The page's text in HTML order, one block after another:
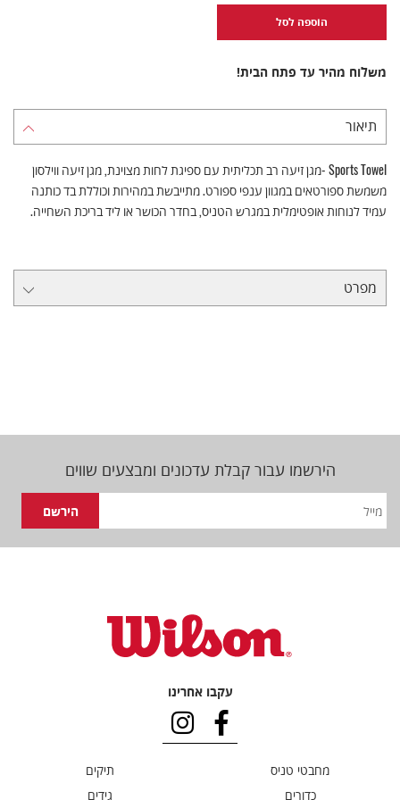
הוספה לסל
משלוח מהיר עד פתח הבית!
תיאור
Sports Towel -מגן זיעה רב תכליתית עם ספיגת לחות מצוינת, מגן זיעה ווילסון
משמשת ספורטאים במגוון ענפי ספורט. מתייבשת במהירות וכוללת בד כותנה
עמיד לנוחות אופטימלית במגרש הטניס, בחדר הכושר או ליד בריכת השחייה.
מפרט
הירשמו עבור קבלת עדכונים ומבצעים שווים
עקבו אחרינו
מחבטי טניס
תיקים
כדורים
גידים